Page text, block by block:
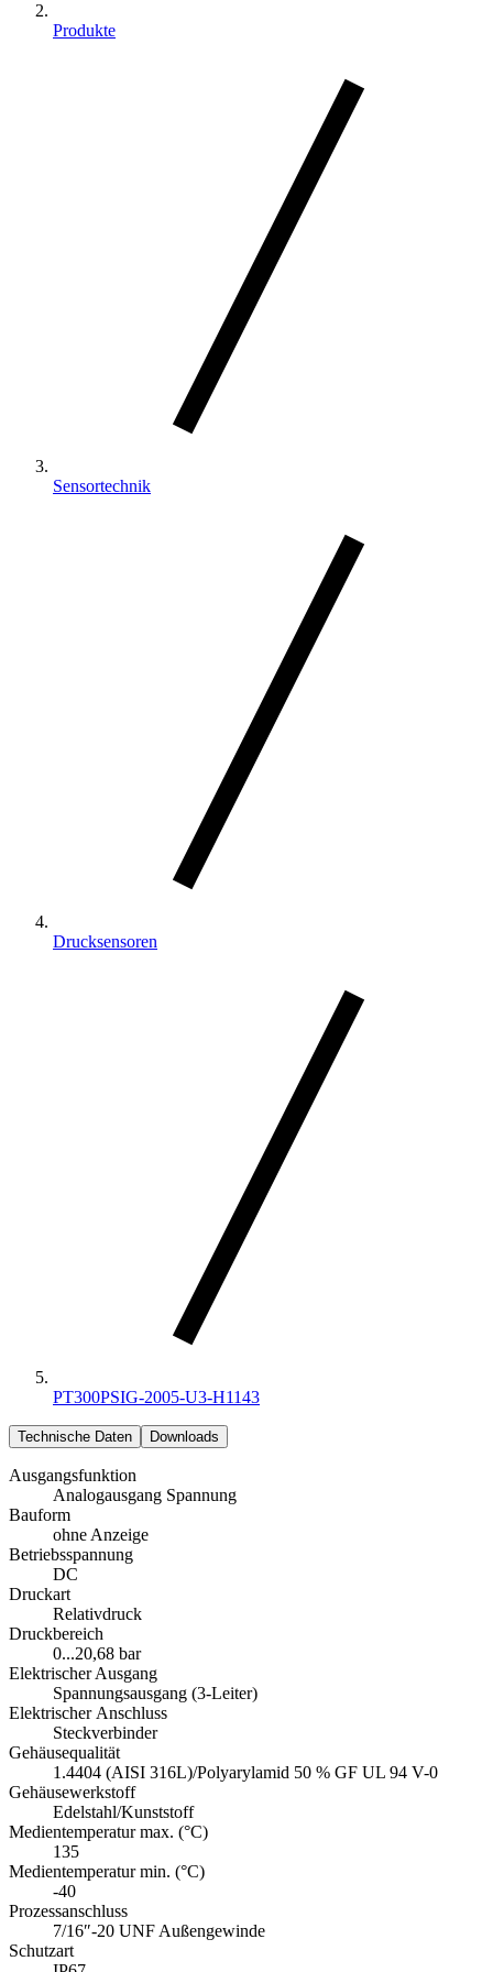
Produkte
Sensortechnik
Drucksensoren
PT300PSIG-2005-U3-H1143
Technische Daten Downloads
Ausgangsfunktion
Analogausgang Spannung
Bauform
ohne Anzeige
Betriebsspannung
DC
Druckart
Relativdruck
Druckbereich
0...20,68 bar
Elektrischer Ausgang
Spannungsausgang (3-Leiter)
Elektrischer Anschluss
Steckverbinder
Gehäusequalität
1.4404 (AISI 316L)/Polyarylamid 50 % GF UL 94 V-0
Gehäusewerkstoff
Edelstahl/Kunststoff
Medientemperatur max. (°C)
135
Medientemperatur min. (°C)
-40
Prozessanschluss
7/16″-20 UNF Außengewinde
Schutzart